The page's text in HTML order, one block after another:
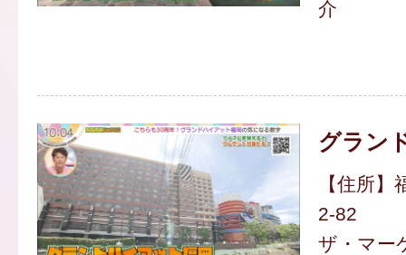
介
グラン
【住所
2-82
ザ・マー